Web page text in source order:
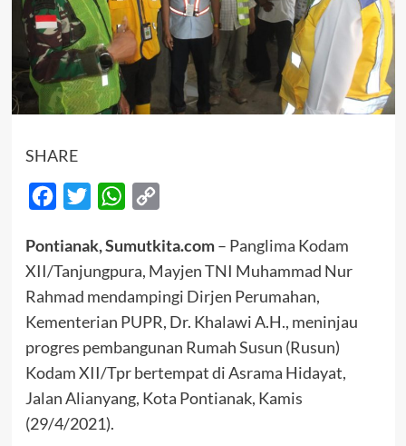
SHARE
Facebook
Twitter WhatsApp
Pontianak,Sumutkita.com– Panglima Kodam
XII/Tanjungpura, Mayjen TNI Muhammad Nur
Rahmad mendampingi Dirjen Perumahan,
Kementerian PUPR, Dr. Khalawi A.H., meninjau
progres pembangunan Rumah Susun (Rusun)
Kodam XII/Tpr bertempat di Asrama Hidayat,
Jalan Alianyang, Kota Pontianak, Kamis
(29/4/2021).